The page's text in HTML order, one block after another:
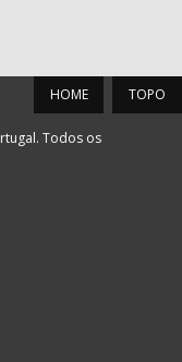
TOPO
HOME
Todos os